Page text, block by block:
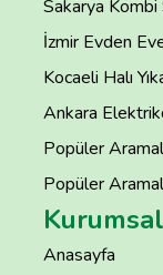
Sakarya Kombi
İzmir Evden
Kocaeli Halı
Ankara
Popüler
Popüler
Kurumsal
Anasayfa